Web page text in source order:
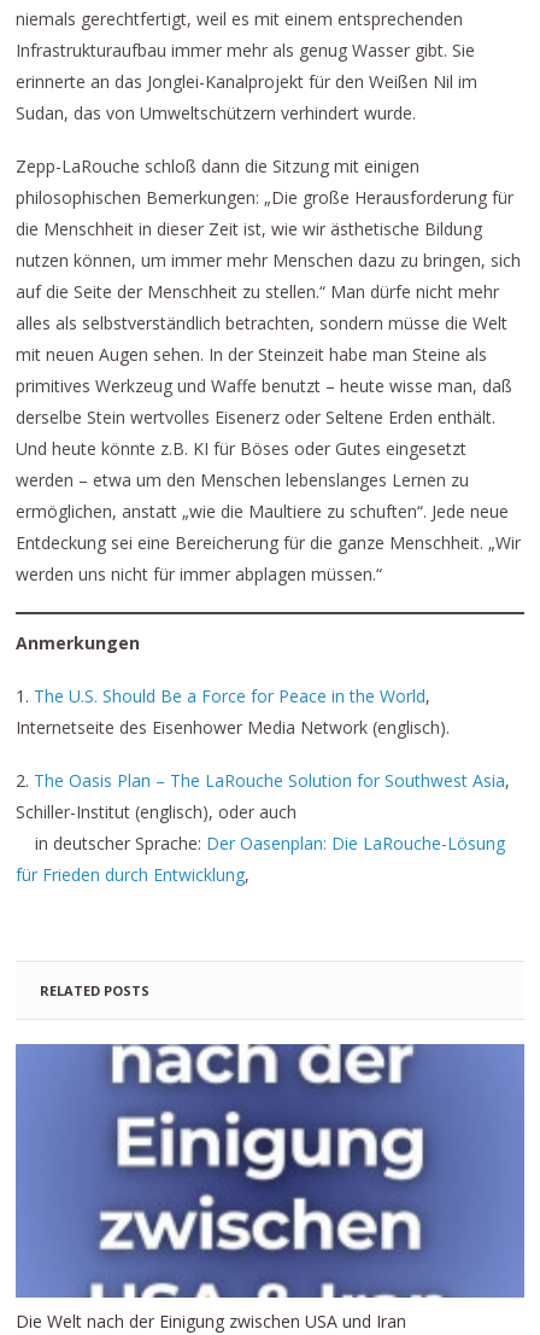
niemals gerechtfertigt, weil es mit einem entsprechenden
Infrastrukturaufbau immer mehr als genug Wasser gibt. Sie
erinnerte an das Jonglei-Kanalprojekt für den Weißen Nil im
Sudan, das von Umweltschützern verhindert wurde.
Zepp-LaRouche schloß dann die Sitzung mit einigen
philosophischen Bemerkungen: „Die große Herausforderung für
die Menschheit in dieser Zeit ist, wie wir ästhetische Bildung
nutzen können, um immer mehr Menschen dazu zu bringen, sich
auf die Seite der Menschheit zu stellen.“ Man dürfe nicht mehr
alles als selbstverständlich betrachten, sondern müsse die Welt
mit neuen Augen sehen. In der Steinzeit habe man Steine als
primitives Werkzeug und Waffe benutzt – heute wisse man, daß
derselbe Stein wertvolles Eisenerz oder Seltene Erden enthält.
Und heute könnte z.B. KI für Böses oder Gutes eingesetzt
werden – etwa um den Menschen lebenslanges Lernen zu
ermöglichen, anstatt „wie die Maultiere zu schuften“. Jede neue
Entdeckung sei eine Bereicherung für die ganze Menschheit. „Wir
werden uns nicht für immer abplagen müssen.“
Anmerkungen
1. The U.S. Should Be a Force for Peace in the World,
Internetseite des Eisenhower Media Network (englisch).
2. The Oasis Plan – The LaRouche Solution for Southwest Asia,
Schiller-Institut (englisch), oder auch
in deutscher Sprache: Der Oasenplan: Die LaRouche-Lösung
für Frieden durch Entwicklung,
RELATED POSTS
Die Welt nach der Einigung zwischen USA und Iran